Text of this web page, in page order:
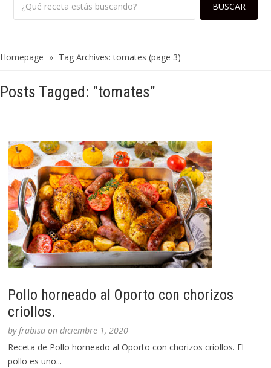
Homepage » Tag Archives: tomates (page 3)
Posts Tagged: "tomates"
Pollo horneado al Oporto con chorizos
criollos.
byfrabisa ondiciembre 1, 2020
Receta de Pollo horneado al Oporto con chorizos criollos. El
pollo es uno...